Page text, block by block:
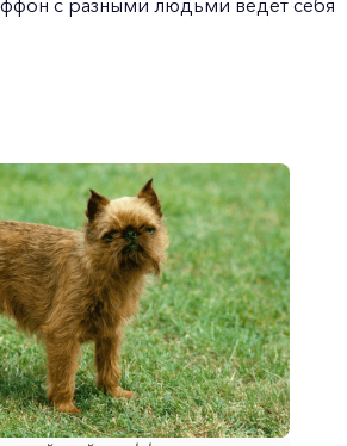
с разными людьми ведет себя